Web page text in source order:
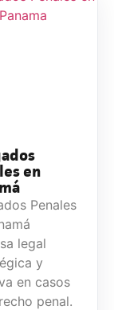
en
Penales
legal
y
en casos
penal.